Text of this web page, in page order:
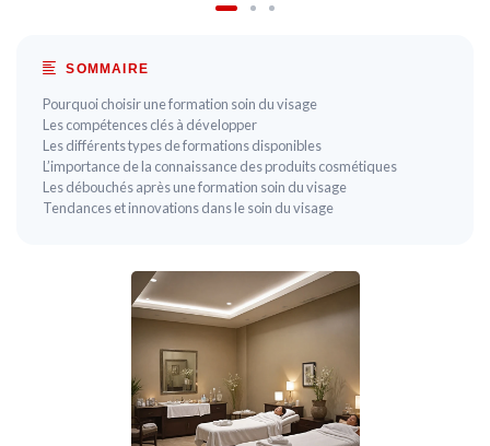
SOMMAIRE
Pourquoi choisir une formation soin du visage
Les compétences clés à développer
Les différents types de formations disponibles
L’importance de la connaissance des produits cosmétiques
Les débouchés après une formation soin du visage
Tendances et innovations dans le soin du visage